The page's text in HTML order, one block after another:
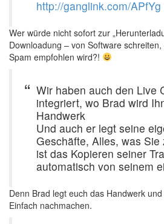
http://ganglink.com/APfYg
Wer würde nicht sofort zur
Downloadung – von Software
Spam empfohlen wird?!
Wir haben auch den Live
integriert, wo Brad wird
Handwerk
Und auch er legt seine
Geschäfte, Alles, was Sie
ist das Kopieren seiner
automatisch von seinem
Denn Brad legt euch das Handwerk
Einfach nachmachen.